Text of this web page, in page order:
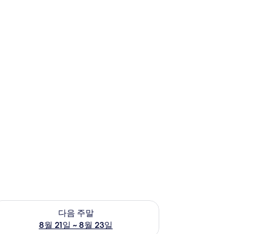
16일
다음 주말
8월 21일 ~ 8월 23일
주말 예약 가능 여부 확인, 8월 21일 ~ 8월 23일